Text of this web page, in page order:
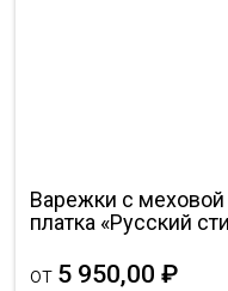
Варежки с меховой
платка «Русский
от 5 950,00 ₽